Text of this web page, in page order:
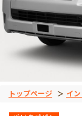
トップページ イ
ャーター
ドネシア